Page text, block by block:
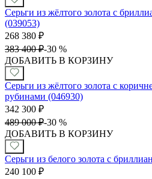
Серьги из жёлтого золота с
(039053)
268 380 ₽
383 400 ₽-30 %
ДОБАВИТЬ В КОРЗИНУ
Серьги из жёлтого золота с
рубинами (046930)
342 300 ₽
489 000 ₽-30 %
ДОБАВИТЬ В КОРЗИНУ
Серьги из белого золота с
240 100 ₽